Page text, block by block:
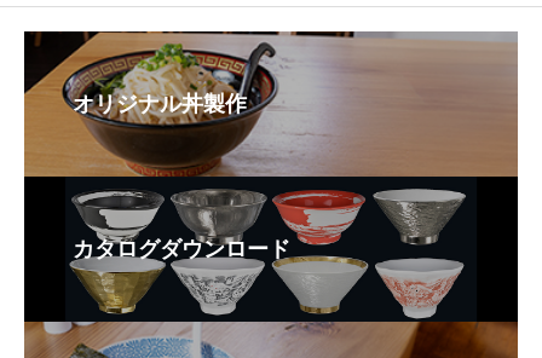
オリジナル丼製作
カタログダウンロード